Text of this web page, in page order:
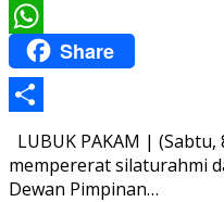
Email
WhatsApp
Share
Share
LUBUK PAKAM |
mempererat silaturahmi
Dewan Pimpinan…